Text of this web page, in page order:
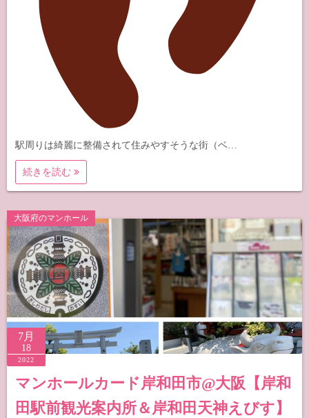
駅周りは綺麗に整備されて住みやすそうな街（ベ…
続きを読む
大阪府のマンホール
7月
18
2022
マンホールカード岸和田市@大阪【岸和
田駅前観光案内所＆岸和田天神えびす】